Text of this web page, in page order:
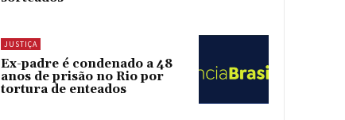
JUSTIÇA
Ex-padre é condenado a 48
anos de prisão no Rio por
tortura de enteados